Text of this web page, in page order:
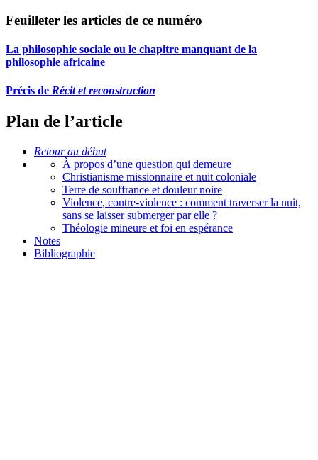
Feuilleter les articles de ce numéro
La philosophie sociale ou le chapitre manquant de la
philosophie africaine
Précis de Récit et reconstruction
Plan de l’article
Retour au début
À propos d’une question qui demeure
Christianisme missionnaire et nuit coloniale
Terre de souffrance et douleur noire
Violence, contre-violence : comment traverser la nuit,
sans se laisser submerger par elle ?
Théologie mineure et foi en espérance
Notes
Bibliographie